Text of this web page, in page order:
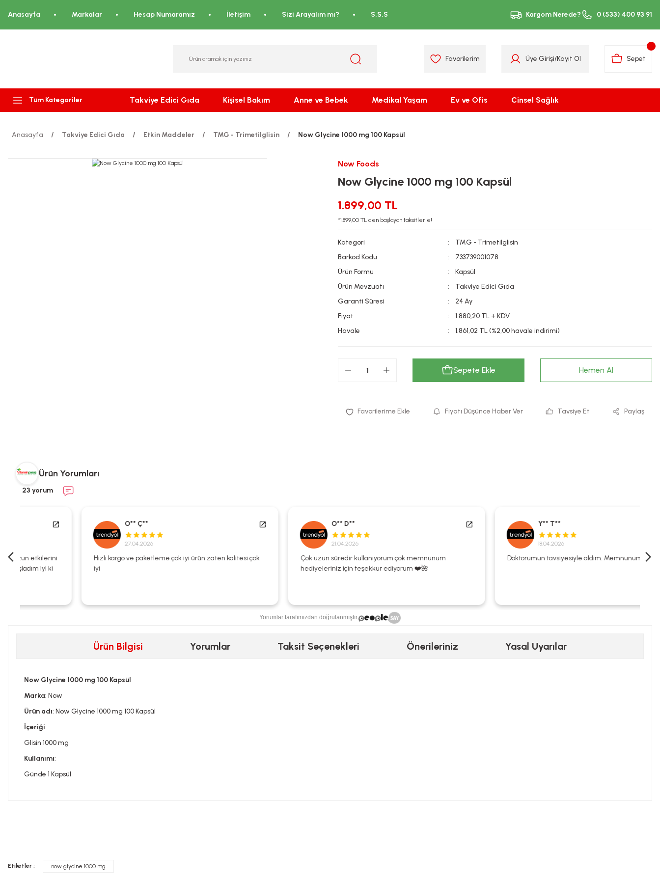
Anasayfa Markalar Hesap Numaramız İletişim Sizi Arayalım mı? S.S.S Kargom Nerede? 0 (533) 400 93 91
Favorilerim Üye Girişi/Kayıt Ol Sepet
Tüm Kategoriler Takviye Edici Gıda Kişisel Bakım Anne ve Bebek Medikal Yaşam Ev ve Ofis Cinsel Sağlık
Anasayfa Takviye Edici Gıda Etkin Maddeler TMG - Trimetilglisin Now Glycine 1000 mg 100 Kapsül
Now Foods
Now Glycine 1000 mg 100 Kapsül
1.899,00 TL
*1.899,00 TL den başlayan taksitlerle!
Kategori
TMG - Trimetilglisin
Barkod Kodu
733739001078
Ürün Formu
Kapsül
Ürün Mevzuatı
Takviye Edici Gıda
Garanti Süresi
24 Ay
Fiyat
1.880,20 TL + KDV
Havale
1.861,02 TL (%2,00 havale indirimi)
Sepete Ekle Hemen Al
Fiyatı Düşünce Haber Ver Tavsiye Et Paylaş
Ürün Yorumları
23 yorum
27.04.2026
Hızlı kargo ve paketleme çok iyi ürün zaten kalitesi çok
iyi
21.04.2026
Çok uzun süredir kullanıyorum çok memnunum
hediyeleriniz için teşekkür ediyorum ❤️🌺
Doktorumun tavsiyesiyle aldım. Memnunum.
Yorumlar tarafımızdan doğrulanmıştır.
Ürün Bilgisi Yorumlar Taksit Seçenekleri Önerileriniz Yasal Uyarılar
Now Glycine 1000 mg 100 Kapsül
Marka: Now
Ürün adı: Now Glycine 1000 mg 100 Kapsül
İçeriği:
Glisin 1000 mg
Kullanımı:
Günde 1 Kapsül
Ürün açıklamasında eksik bilgiler bulunuyor.
İLAÇ DEĞİLDİR.
Etiketler : now glycine 1000 mg